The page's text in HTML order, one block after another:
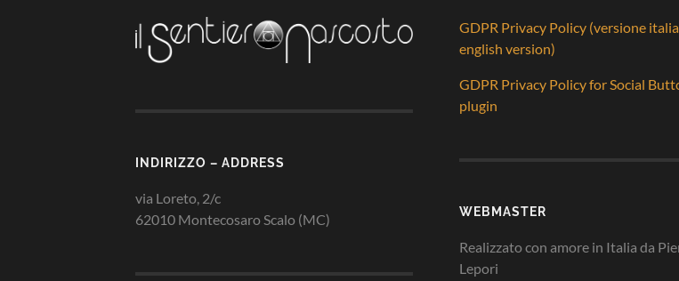
INDIRIZZO – ADDRESS
via Loreto, 2/c
62010 Montecosaro Scalo (MC)
GDPR Privacy Policy (versione
english version)
GDPR Privacy Policy for Social
plugin
WEBMASTER
Realizzato con amore in Italia da
Lepori